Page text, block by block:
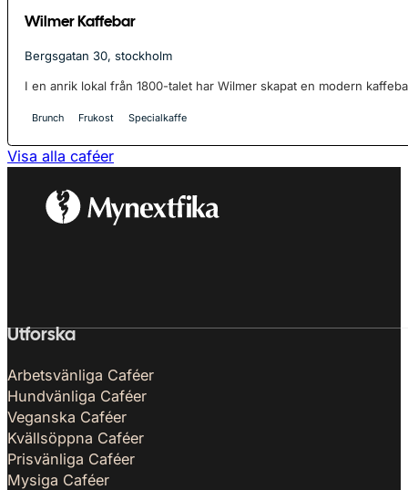
Wilmer Kaffebar
Bergsgatan 30, stockholm
I en anrik lokal från 1800-talet har Wilmer skapat en modern
Brunch Frukost Specialkaffe
Visa alla caféer
Utforska
Arbetsvänliga Caféer
Hundvänliga Caféer
Veganska Caféer
Kvällsöppna Caféer
Prisvänliga Caféer
Mysiga Caféer